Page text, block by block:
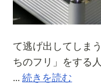
て逃げ出してしま
ちのフリ」をする
...続きを読む